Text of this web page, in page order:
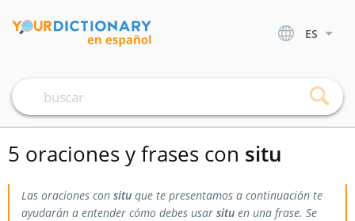
ES
5 oraciones y frases con situ
Las oraciones con situ que te presentamos a continuación te
ayudarán a entender cómo debes usar situ en una frase. Se